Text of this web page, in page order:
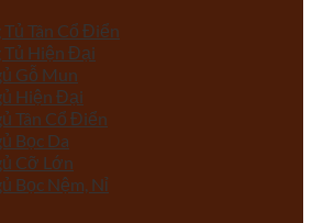
Tân Cổ Điển
Hiện Đại
Gỗ Mun
Hiện Đại
Tân Cổ Điển
Bọc Da
Cỡ Lớn
Bọc Nệm, Nỉ